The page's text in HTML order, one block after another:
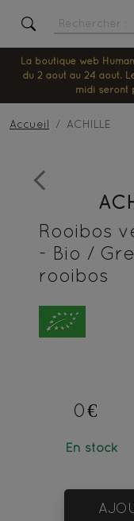
La boutique web
du 2 août au 24 août.
midi seront
Accueil ACHILLE
Previous
Rooibos
- Bio /
rooibos
0€
En stock